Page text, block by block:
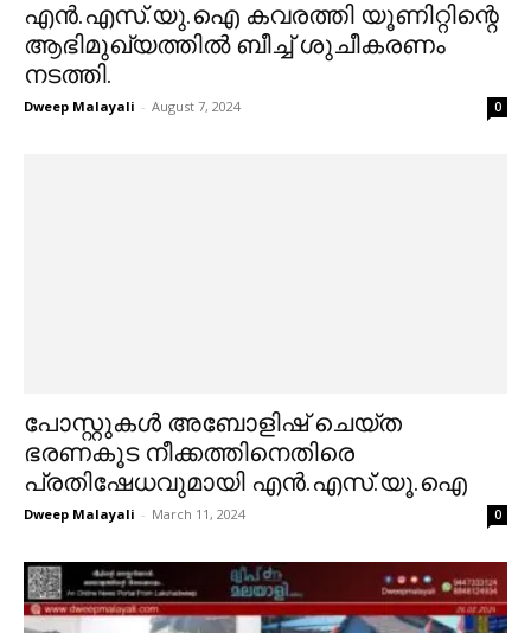
എൻ.എസ്.യു.ഐ കവരത്തി യൂണിറ്റിന്റെ
ആഭിമുഖ്യത്തിൽ ബീച്ച് ശുചീകരണം
നടത്തി.
Dweep Malayali - August 7, 2024 0
പോസ്റ്റുകൾ അബോളിഷ് ചെയ്ത
ഭരണകൂട നീക്കത്തിനെതിരെ
പ്രതിഷേധവുമായി എൻ.എസ്.യൂ.ഐ
Dweep Malayali - March 11, 2024 0